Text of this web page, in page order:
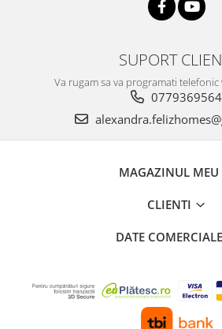
SUPORT
Va rugam sa va programati telefonic
0779369564
MAGAZINUL MEU
CLIENTI
DATE COMERCIALE